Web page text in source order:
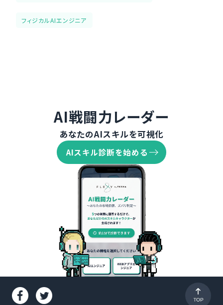
フィジカルAIエンジニア
AI戦闘力レーダー
あなたのAIスキルを可視化
AIスキル診断を始める